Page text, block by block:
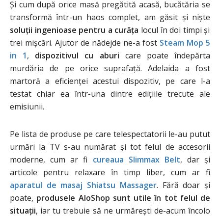
Și cum după orice masă pregătită acasă, bucătăria se
transformă într-un haos complet, am găsit și niște
soluții ingenioase pentru a curăța locul în doi timpi și
trei mișcări. Ajutor de nădejde ne-a fost Steam Mop 5
in 1, dispozitivul cu aburi care poate îndepărta
murdăria de pe orice suprafață. Adelaida a fost
martoră a eficienței acestui dispozitiv, pe care l-a
testat chiar ea într-una dintre edițiile trecute ale
emisiunii.
Pe lista de produse pe care telespectatorii le-au putut
urmări la TV s-au numărat și tot felul de accesorii
moderne, cum ar fi cureaua Slimmax Belt, dar și
articole pentru relaxare în timp liber, cum ar fi
aparatul de masaj Shiatsu Massager. Fără doar și
poate, produsele AloShop sunt utile în tot felul de
situații, iar tu trebuie să ne urmărești de-acum încolo